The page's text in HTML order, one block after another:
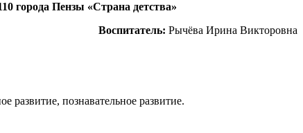
города Пензы «Страна детства»
Воспитатель: Рычёва Ирина Викторовна
развитие, познавательное развитие.